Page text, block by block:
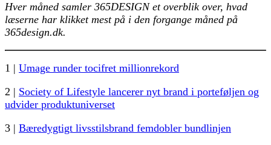
Hver måned samler 365DESIGN et overblik over, hvad
læserne har klikket mest på i den forgange måned på
365design.dk.
1 | Umage runder tocifret millionrekord
2 | Society of Lifestyle lancerer nyt brand i porteføljen og
udvider produktuniverset
3 | Bæredygtigt livsstilsbrand femdobler bundlinjen